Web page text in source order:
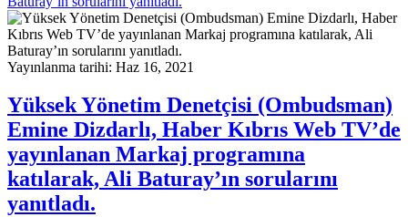
Yayınlanma tarihi: Haz 16, 2021
Yüksek Yönetim Denetçisi (Ombudsman)
Emine Dizdarlı, Haber Kıbrıs Web TV’de
yayınlanan Markaj programına
katılarak, Ali Baturay’ın sorularını
yanıtladı.